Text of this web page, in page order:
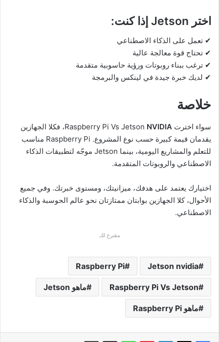
اختر Jetson إذا كنت:
✔ تعمل على الذكاء الاصطناعي
✔ تحتاج قوة معالجة عالية
✔ ترغب ببناء روبوتات ورؤية حاسوبية متقدمة
✔ لديك خبرة جيدة في لينكس والبرمجة
خلاصة
سواء اخترت Raspberry Pi Vs Jetson NVIDIA
، فكلا الجهازين
يقدمان قيمة كبيرة حسب نوع المشروع. Raspberry Pi مناسب
للتعلم والمشاريع اليومية، بينما Jetson موجّه لتطبيقات الذكاء
الاصطناعي والروبوتات المتقدمة.
اختيارك يعتمد على هدفك، ميزانيتك، ومستوى خبرتك. وفي جميع
الأحوال، كلا الجهازين بوابتان ممتازتان نحو عالم الحوسبة والذكاء
الاصطناعي.
مقترح لك
Jetson nvidia
Raspberry Pi
Raspberry Pi Vs Jetson ماهو Jetson
ماهو Raspberry Pi